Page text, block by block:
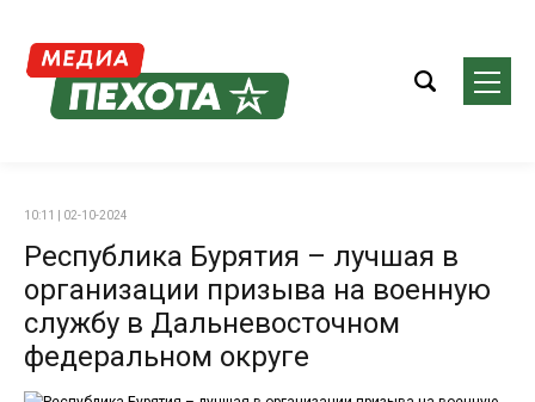
10:11 | 02-10-2024
Республика Бурятия – лучшая в
организации призыва на военную
службу в Дальневосточном
федеральном округе